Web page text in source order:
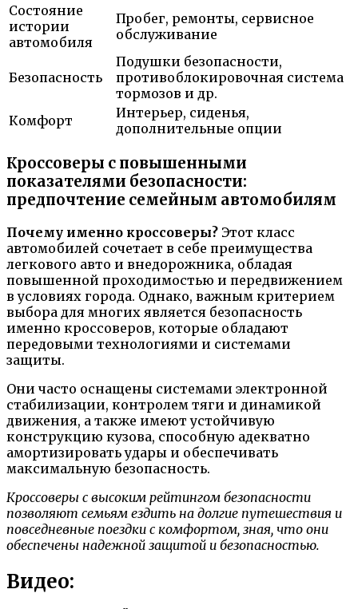
Состояние
истории
автомобиля
Пробег, ремонты, сервисное
обслуживание
Безопасность
Подушки безопасности,
противоблокировочная система
тормозов и др.
Комфорт
Интерьер, сиденья,
дополнительные опции
Кроссоверы с повышенными
показателями безопасности:
предпочтение семейным автомобилям
Почему именно кроссоверы? Этот класс
автомобилей сочетает в себе преимущества
легкового авто и внедорожника, обладая
повышенной проходимостью и передвижением
в условиях города. Однако, важным критерием
выбора для многих является безопасность
именно кроссоверов, которые обладают
передовыми технологиями и системами
защиты.
Они часто оснащены системами электронной
стабилизации, контролем тяги и динамикой
движения, а также имеют устойчивую
конструкцию кузова, способную адекватно
амортизировать удары и обеспечивать
максимальную безопасность.
Кроссоверы с высоким рейтингом безопасности
позволяют семьям ездить на долгие путешествия и
повседневные поездки с комфортом, зная, что они
обеспечены надежной защитой и безопасностью.
Видео: